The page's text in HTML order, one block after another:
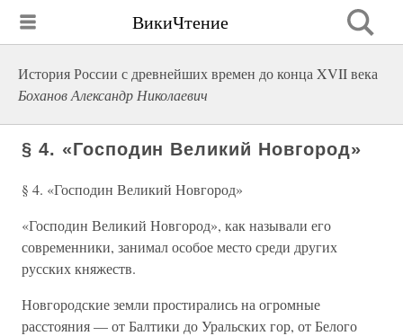
ВикиЧтение
История России с древнейших времен до конца XVII века
Боханов Александр Николаевич
§ 4. «Господин Великий Новгород»
§ 4. «Господин Великий Новгород»
«Господин Великий Новгород», как называли его
современники, занимал особое место среди других
русских княжеств.
Новгородские земли простирались на огромные
расстояния — от Балтики до Уральских гор, от Белого